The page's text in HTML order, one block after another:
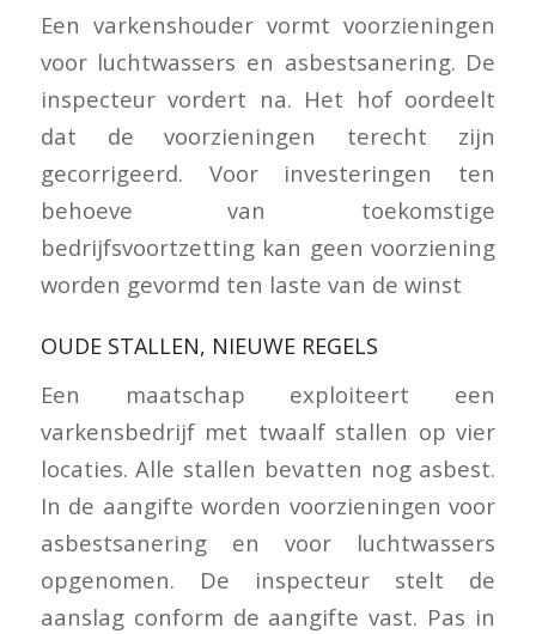
Een varkenshouder vormt voorzieningen
voor luchtwassers en asbestsanering. De
inspecteur vordert na. Het hof oordeelt
dat de voorzieningen terecht zijn
gecorrigeerd. Voor investeringen ten
behoeve van toekomstige
bedrijfsvoortzetting kan geen voorziening
worden gevormd ten laste van de winst
OUDE STALLEN, NIEUWE REGELS
Een maatschap exploiteert een
varkensbedrijf met twaalf stallen op vier
locaties. Alle stallen bevatten nog asbest.
In de aangifte worden voorzieningen voor
asbestsanering en voor luchtwassers
opgenomen. De inspecteur stelt de
aanslag conform de aangifte vast. Pas in